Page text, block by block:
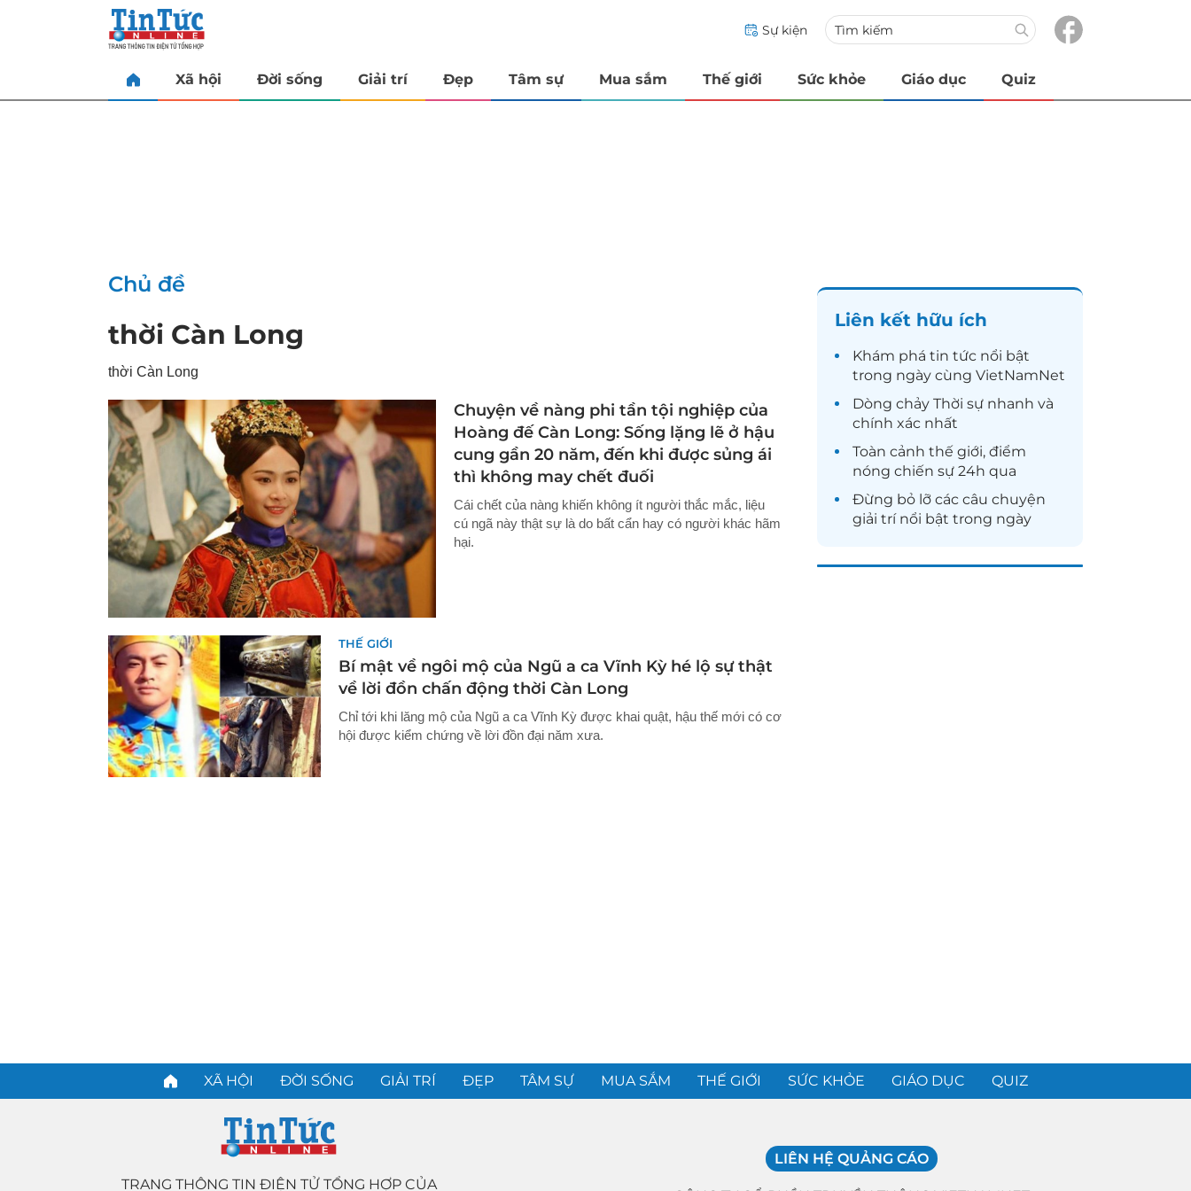
Sự kiện
Xã hội Đời sống Giải trí Đẹp Tâm sự Mua sắm Thế giới Sức khỏe Giáo dục Quiz
Chủ đề
thời Càn Long
thời Càn Long
Chuyện về nàng phi tần tội nghiệp của
Hoàng đế Càn Long: Sống lặng lẽ ở hậu
cung gần 20 năm, đến khi được sủng ái
thì không may chết đuối
Cái chết của nàng khiến không ít người thắc mắc, liệu
cú ngã này thật sự là do bất cẩn hay có người khác hãm
hại.
THẾ GIỚI
Bí mật về ngôi mộ của Ngũ a ca Vĩnh Kỳ hé lộ sự thật
về lời đồn chấn động thời Càn Long
Chỉ tới khi lăng mộ của Ngũ a ca Vĩnh Kỳ được khai quật, hậu thế mới có cơ
hội được kiểm chứng về lời đồn đại năm xưa.
Liên kết hữu ích
Khám phá tin tức nổi bật
trong ngày cùng VietNamNet
Dòng chảy Thời sự nhanh và
chính xác nhất
Toàn cảnh thế giới, điểm
nóng chiến sự 24h qua
Đừng bỏ lỡ các câu chuyện
giải trínổi bật trong ngày
XÃ HỘI ĐỜI SỐNG GIẢI TRÍ ĐẸP TÂM SỰ MUA SẮM THẾ GIỚI SỨC KHỎE GIÁO DỤC QUIZ
TRANG THÔNG TIN ĐIỆN TỬ TỔNG HỢP CỦA
LIÊN HỆ QUẢNG CÁO